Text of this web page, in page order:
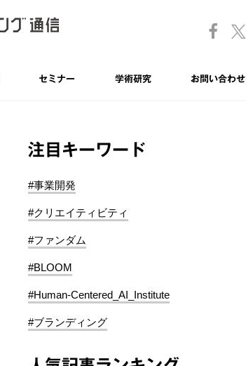
セミナー 学術研究 お問い合わせ
注目キーワード
#事業開発
#クリエイティビティ
#ファンダム
#BLOOM
#Human-Centered_AI_Institute
#ブランディング